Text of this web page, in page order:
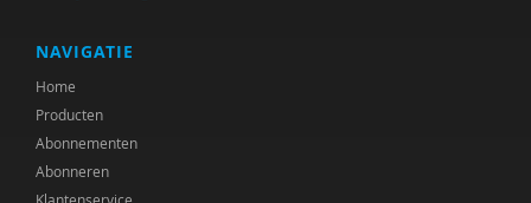
Hedie Meyling
Hanneke Miley
Lynne Murray
Maryse Nijhof
NAVIGATIE
Home
Producten
Abonnementen
Abonneren